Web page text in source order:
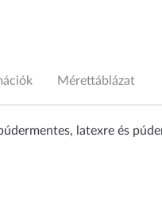
Mérettáblázat
latexre és